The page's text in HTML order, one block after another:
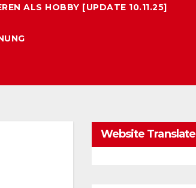
ALS HOBBY [UPDATE 10.11.25]
Website Translate